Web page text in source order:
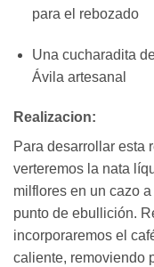
para el rebozado
Una cucharadita
Ávila artesanal
Realizacion:
Para desarrollar esta
verteremos la nata
milflores en un cazo
punto de ebullición.
incorporaremos el
caliente, removiendo